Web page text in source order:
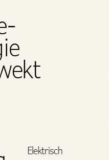
Elektrisch